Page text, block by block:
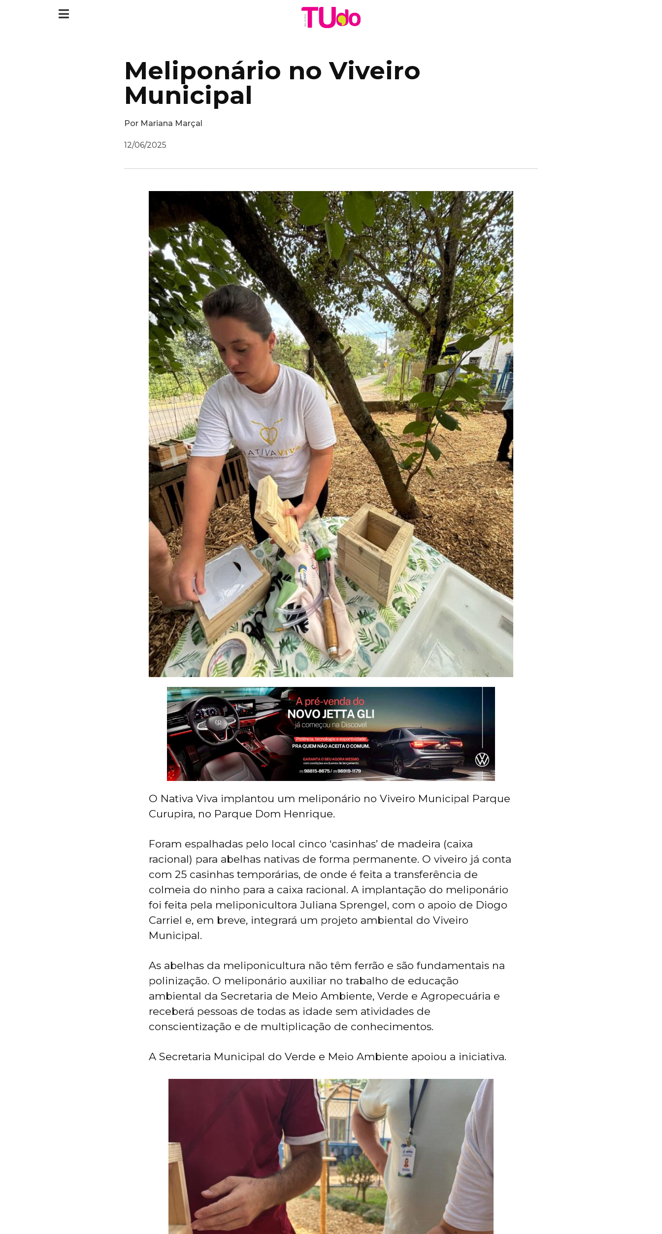
Meliponário no Viveiro
Municipal
Por Mariana Marçal
12/06/2025
O Nativa Viva implantou um meliponário no Viveiro Municipal Parque
Curupira, no Parque Dom Henrique.
Foram espalhadas pelo local cinco ‘casinhas’ de madeira (caixa
racional) para abelhas nativas de forma permanente. O viveiro já conta
com 25 casinhas temporárias, de onde é feita a transferência de
colmeia do ninho para a caixa racional. A implantação do meliponário
foi feita pela meliponicultora Juliana Sprengel, com o apoio de Diogo
Carriel e, em breve, integrará um projeto ambiental do Viveiro
Municipal.
As abelhas da meliponicultura não têm ferrão e são fundamentais na
polinização. O meliponário auxiliar no trabalho de educação
ambiental da Secretaria de Meio Ambiente, Verde e Agropecuária e
receberá pessoas de todas as idade sem atividades de
conscientização e de multiplicação de conhecimentos.
A Secretaria Municipal do Verde e Meio Ambiente apoiou a iniciativa.